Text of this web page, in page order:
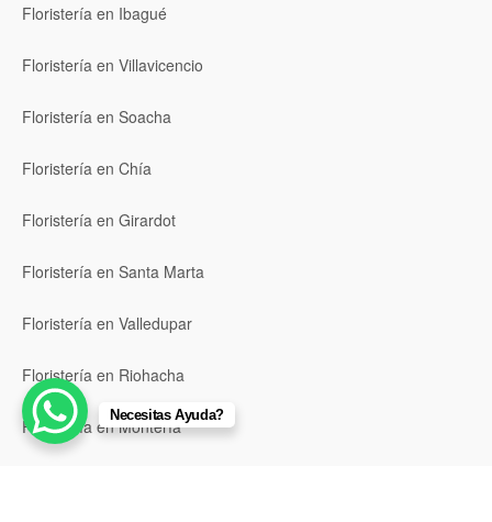
Floristería en Ibagué
Floristería en Villavicencio
Floristería en Soacha
Floristería en Chía
Floristería en Girardot
Floristería en Santa Marta
Floristería en Valledupar
Floristería en Riohacha
Floristería en Montería
Necesitas Ayuda?